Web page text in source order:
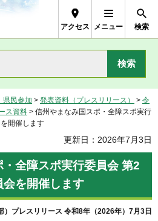
Prefecture
アクセス メニュー 検索
県民参加 > 発表資料（プレスリリース） > 令
ス資料 > 信州やまなみ国スポ・全障スポ実行
開催します
更新日：2026年7月3日
全障スポ実行委員会 第2
会を開催します
）プレスリリース 令和8年（2026年）7月3日